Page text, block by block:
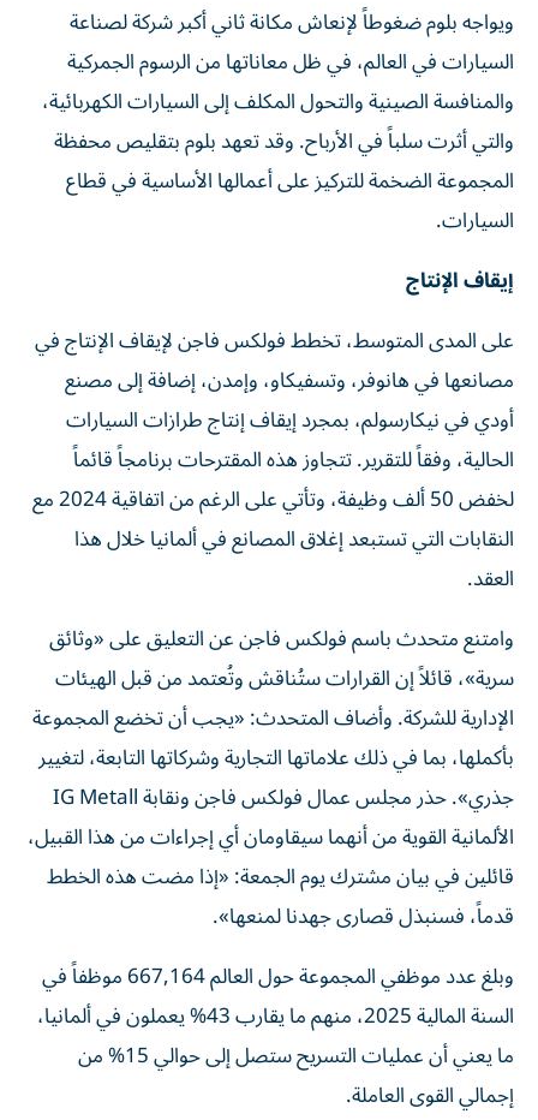
ويواجه بلوم ضغوطاً لإنعاش مكانة ثاني أكبر شركة لصناعة
السيارات في العالم، في ظل معاناتها من الرسوم الجمركية
والمنافسة الصينية والتحول المكلف إلى السيارات الكهربائية،
والتي أثرت سلباً في الأرباح. وقد تعهد بلوم بتقليص محفظة
المجموعة الضخمة للتركيز على أعمالها الأساسية في قطاع
السيارات.
إيقاف الإنتاج
على المدى المتوسط، تخطط فولكس فاجن لإيقاف الإنتاج في
مصانعها في هانوفر، وتسفيكاو، وإمدن، إضافة إلى مصنع
أودي في نيكارسولم، بمجرد إيقاف إنتاج طرازات السيارات
الحالية، وفقاً للتقرير. تتجاوز هذه المقترحات برنامجاً قائماً
لخفض 50 ألف وظيفة، وتأتي على الرغم من اتفاقية 2024 مع
النقابات التي تستبعد إغلاق المصانع في ألمانيا خلال هذا
العقد.
وامتنع متحدث باسم فولكس فاجن عن التعليق على «وثائق
سرية»، قائلاً إن القرارات ستُناقش وتُعتمد من قبل الهيئات
الإدارية للشركة. وأضاف المتحدث: «يجب أن تخضع المجموعة
بأكملها، بما في ذلك علاماتها التجارية وشركاتها التابعة، لتغيير
جذري». حذر مجلس عمال فولكس فاجن ونقابة IG Metall
الألمانية القوية من أنهما سيقاومان أي إجراءات من هذا القبيل،
قائلين في بيان مشترك يوم الجمعة: «إذا مضت هذه الخطط
قدماً، فسنبذل قصارى جهدنا لمنعها».
وبلغ عدد موظفي المجموعة حول العالم 667,164 موظفاً في
السنة المالية 2025، منهم ما يقارب 43% يعملون في ألمانيا،
ما يعني أن عمليات التسريح ستصل إلى حوالي 15% من
إجمالي القوى العاملة.